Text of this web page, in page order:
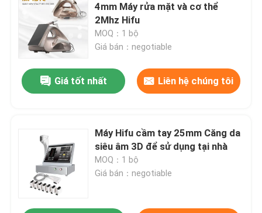
Các sản phẩm
Video
Hướng dẫn VR
Tham quan nhà máy
Kiểm soát chất lượng
4mm Máy rửa mặt và cơ thể
2Mhz Hifu
MOQ：1 bộ
Giá bán：negotiable
Giá tốt nhất Liên hệ chúng tôi
Máy Hifu cầm tay 25mm Căng da
siêu âm 3D để sử dụng tại nhà
MOQ：1 bộ
Giá bán：negotiable